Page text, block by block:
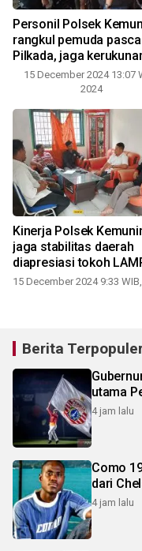
Personil Polsek
rangkul pemuda
Pilkada, jaga
15 December 2024 13:07
2024
Kinerja Polsek
jaga stabilitas daerah
diapresiasi tokoh
15 December 2024 9:33
Berita
utama
4 jam lalu
Como
dari
4 jam lalu